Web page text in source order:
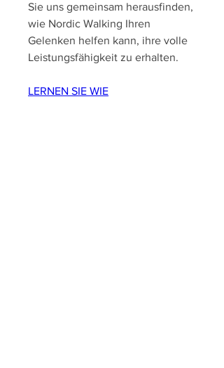
Sie uns gemeinsam herausfinden,
wie Nordic Walking Ihren
Gelenken helfen kann, ihre volle
Leistungsfähigkeit zu erhalten.
LERNEN SIE WIE